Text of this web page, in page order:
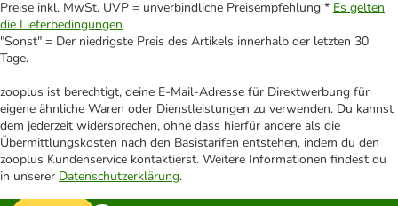
Preise inkl. MwSt. UVP = unverbindliche Preisempfehlung * Es gelten
die Lieferbedingungen
"Sonst" = Der niedrigste Preis des Artikels innerhalb der letzten 30
Tage.
zooplus ist berechtigt, deine E-Mail-Adresse für Direktwerbung für
eigene ähnliche Waren oder Dienstleistungen zu verwenden. Du kannst
dem jederzeit widersprechen, ohne dass hierfür andere als die
Übermittlungskosten nach den Basistarifen entstehen, indem du den
zooplus Kundenservice kontaktierst. Weitere Informationen findest du
in unserer Datenschutzerklärung.